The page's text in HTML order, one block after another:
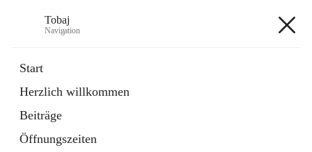
Tobaj
Navigation
Start
Herzlich willkommen
Beiträge
Öffnungszeiten
Externe Webseite
in
Tab
Formulare